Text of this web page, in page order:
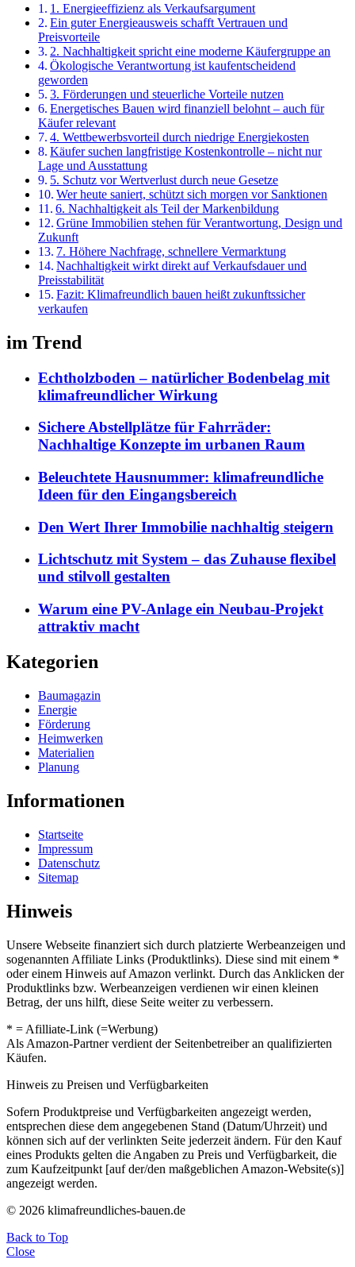
1. Energieeffizienz als Verkaufsargument
Ein guter Energieausweis schafft Vertrauen und
Preisvorteile
2. Nachhaltigkeit spricht eine moderne Käufergruppe an
Ökologische Verantwortung ist kaufentscheidend
geworden
3. Förderungen und steuerliche Vorteile nutzen
Energetisches Bauen wird finanziell belohnt – auch für
Käufer relevant
4. Wettbewerbsvorteil durch niedrige Energiekosten
Käufer suchen langfristige Kostenkontrolle – nicht nur
Lage und Ausstattung
5. Schutz vor Wertverlust durch neue Gesetze
Wer heute saniert, schützt sich morgen vor Sanktionen
6. Nachhaltigkeit als Teil der Markenbildung
Grüne Immobilien stehen für Verantwortung, Design und
Zukunft
7. Höhere Nachfrage, schnellere Vermarktung
Nachhaltigkeit wirkt direkt auf Verkaufsdauer und
Preisstabilität
Fazit: Klimafreundlich bauen heißt zukunftssicher
verkaufen
im Trend
Echtholzboden – natürlicher Bodenbelag mit
klimafreundlicher Wirkung
Sichere Abstellplätze für Fahrräder:
Nachhaltige Konzepte im urbanen Raum
Beleuchtete Hausnummer: klimafreundliche
Ideen für den Eingangsbereich
Den Wert Ihrer Immobilie nachhaltig steigern
Lichtschutz mit System – das Zuhause flexibel
und stilvoll gestalten
Warum eine PV-Anlage ein Neubau-Projekt
attraktiv macht
Kategorien
Baumagazin
Energie
Förderung
Heimwerken
Materialien
Planung
Informationen
Startseite
Impressum
Datenschutz
Sitemap
Hinweis
Unsere Webseite finanziert sich durch platzierte Werbeanzeigen und
sogenannten Affiliate Links (Produktlinks). Diese sind mit einem *
oder einem Hinweis auf Amazon verlinkt. Durch das Anklicken der
Produktlinks bzw. Werbeanzeigen verdienen wir einen kleinen
Betrag, der uns hilft, diese Seite weiter zu verbessern.
* = Afilliate-Link (=Werbung)
Als Amazon-Partner verdient der Seitenbetreiber an qualifizierten
Käufen.
Hinweis zu Preisen und Verfügbarkeiten
Sofern Produktpreise und Verfügbarkeiten angezeigt werden,
entsprechen diese dem angegebenen Stand (Datum/Uhrzeit) und
können sich auf der verlinkten Seite jederzeit ändern. Für den Kauf
eines Produkts gelten die Angaben zu Preis und Verfügbarkeit, die
zum Kaufzeitpunkt [auf der/den maßgeblichen Amazon-Website(s)]
angezeigt werden.
© 2026 klimafreundliches-bauen.de
Back to Top
Close